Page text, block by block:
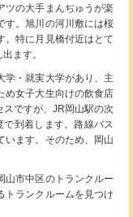
ツの大手まんぢゅうが楽
す。旭川の河川敷には桜
。特に月見橋付近はとて
ます。
学・就実大学があり、主
め女子大生向けの飲食店
ですが、JR岡山駅の次
到着します。路線バス
います。そのため、岡山
山市中区のトランクルー
トランクルームを見つけ